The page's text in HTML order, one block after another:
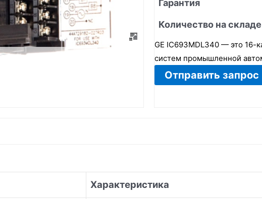
Гарантия
Количество на складе
GE IC693MDL340 — это 16-
систем промышленной
Отправить запрос
Характеристика